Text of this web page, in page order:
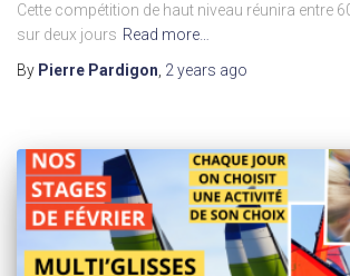
Cette compétition de haut niveau réunira entre
sur deux jours Read more…
By Pierre Pardigon, 2 years ago